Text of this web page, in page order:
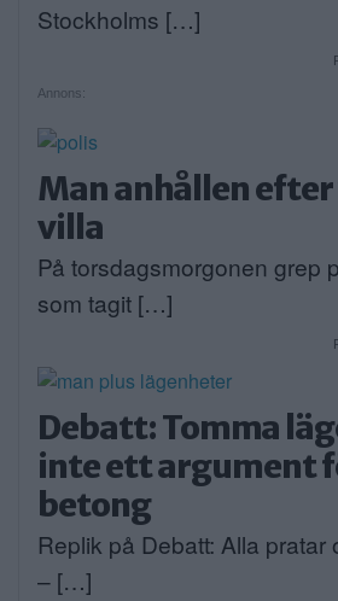
Stockholms […]
Annons:
Man anhållen
villa
På torsdagsmorgonen grep
som tagit […]
Debatt: Tomma
inte ett argument
betong
Replik på Debatt: Alla pratar
– […]